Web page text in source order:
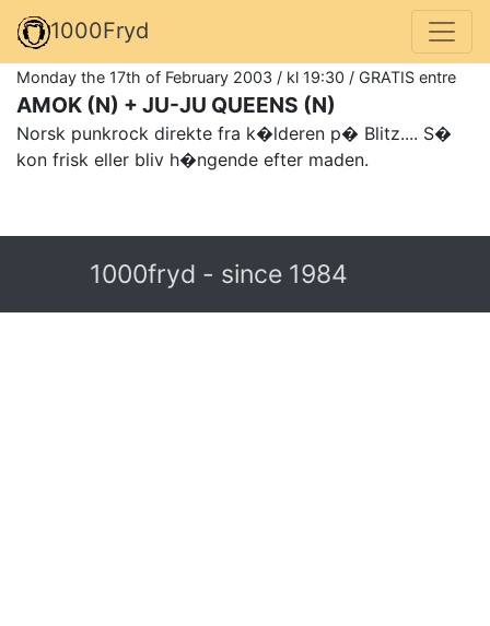
1000Fryd
Monday the 17th of February 2003 / kl 19:30 / GRATIS entre
AMOK (N) + JU-JU QUEENS (N)
Norsk punkrock direkte fra k�lderen p� Blitz.... S�
kon frisk eller bliv h�ngende efter maden.
1000fryd - since 1984